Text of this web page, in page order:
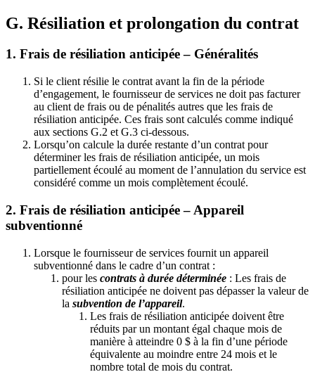
G. Résiliation et prolongation du contrat
1. Frais de résiliation anticipée – Généralités
Si le client résilie le contrat avant la fin de la période
d’engagement, le fournisseur de services ne doit pas facturer
au client de frais ou de pénalités autres que les frais de
résiliation anticipée. Ces frais sont calculés comme indiqué
aux sections G.2 et G.3 ci-dessous.
Lorsqu’on calcule la durée restante d’un contrat pour
déterminer les frais de résiliation anticipée, un mois
partiellement écoulé au moment de l’annulation du service est
considéré comme un mois complètement écoulé.
2. Frais de résiliation anticipée – Appareil
subventionné
Lorsque le fournisseur de services fournit un appareil
subventionné dans le cadre d’un contrat :
pour les contrats à durée déterminée : Les frais de
résiliation anticipée ne doivent pas dépasser la valeur de
la subvention de l’appareil.
Les frais de résiliation anticipée doivent être
réduits par un montant égal chaque mois de
manière à atteindre 0 $ à la fin d’une période
équivalente au moindre entre 24 mois et le
nombre total de mois du contrat.